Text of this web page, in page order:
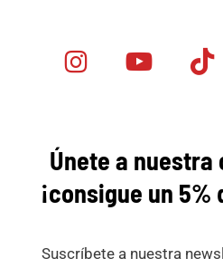
Minicar Tok
Únete a nuestra
¡consigue un 5%
Suscríbete a nuestra